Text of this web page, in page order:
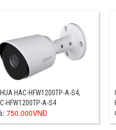
HAC-HFW1200TP-A-S4,
HFW1200TP-A-S4
750.000VNĐ